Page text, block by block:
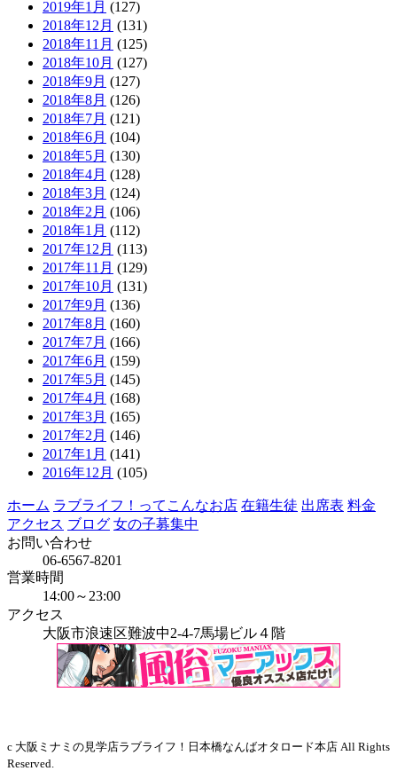
2019年1月 (127)
2018年12月 (131)
2018年11月 (125)
2018年10月 (127)
2018年9月 (127)
2018年8月 (126)
2018年7月 (121)
2018年6月 (104)
2018年5月 (130)
2018年4月 (128)
2018年3月 (124)
2018年2月 (106)
2018年1月 (112)
2017年12月 (113)
2017年11月 (129)
2017年10月 (131)
2017年9月 (136)
2017年8月 (160)
2017年7月 (166)
2017年6月 (159)
2017年5月 (145)
2017年4月 (168)
2017年3月 (165)
2017年2月 (146)
2017年1月 (141)
2016年12月 (105)
ホーム ラブライフ！ってこんなお店 在籍生徒 出席表 料金
アクセス ブログ 女の子募集中
お問い合わせ
06-6567-8201
営業時間
14:00～23:00
アクセス
大阪市浪速区難波中2-4-7馬場ビル４階
c 大阪ミナミの見学店ラブライフ！日本橋なんばオタロード本店 All Rights
Reserved.